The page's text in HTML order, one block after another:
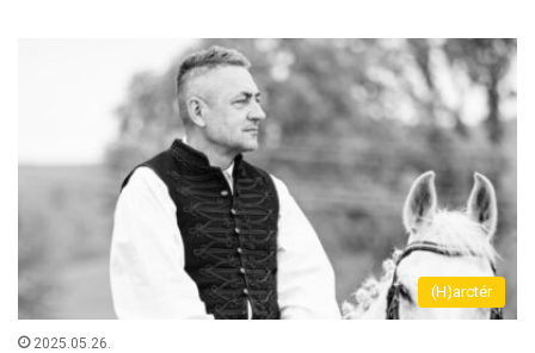
(H)arctér
2025.05.26.